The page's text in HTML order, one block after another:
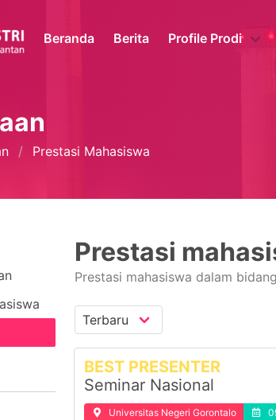
Beranda Berita Profile Prodi
Prestasi Mahasiswa
Prestasi
Prestasi mahasiswa dalam
BEST PRESENTER
Seminar Nasional
Universitas Negeri Gorontalo